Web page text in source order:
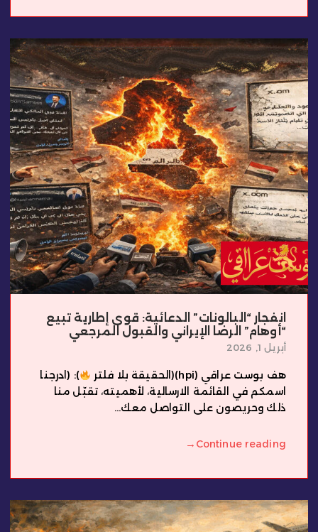
انفجار “البالونات” الدعائية: قوى إطارية تبيع
“أوهام” الرضا الإيراني والقبول المرجعي
أبريل 1, 2026
هف بوست عراقي (hpi)(الحقيقة بلا فلتر
): (ادرجنا
اسمكم في القائمة الارسالية، لأهميته، تقبّل منا
ذلك وحريصون على التواصل معك...
Continue reading
→